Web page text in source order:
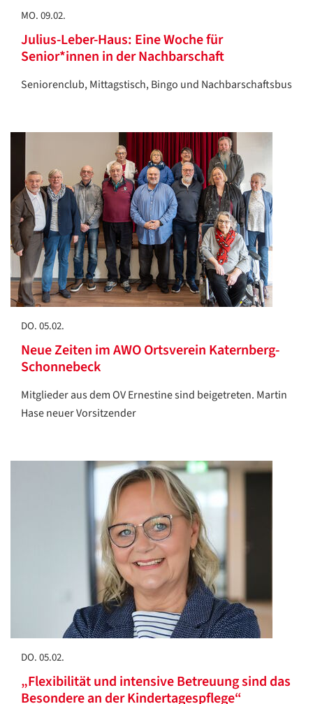
MO. 09.02.
Julius-Leber-Haus: Eine Woche für
Senior*innen in der Nachbarschaft
Seniorenclub, Mittagstisch, Bingo und Nachbarschaftsbus
DO. 05.02.
Neue Zeiten im AWO Ortsverein Katernberg-
Schonnebeck
Mitglieder aus dem OV Ernestine sind beigetreten. Martin
Hase neuer Vorsitzender
DO. 05.02.
„Flexibilität und intensive Betreuung sind das
Besondere an der Kindertagespflege“